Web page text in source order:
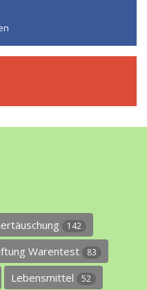
142
Warentest 83
Lebensmittel 52